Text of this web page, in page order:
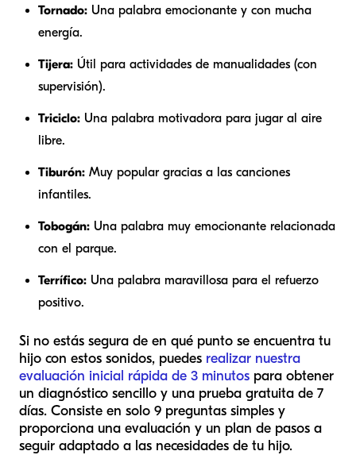
Tornado: Una palabra emocionante y con mucha
energía.
Tijera: Útil para actividades de manualidades (con
supervisión).
Triciclo: Una palabra motivadora para jugar al aire
libre.
Tiburón: Muy popular gracias a las canciones
infantiles.
Tobogán: Una palabra muy emocionante relacionada
con el parque.
Terrífico: Una palabra maravillosa para el refuerzo
positivo.
Si no estás segura de en qué punto se encuentra tu
hijo con estos sonidos, puedes realizar nuestra
evaluación inicial rápida de 3 minutos para obtener
un diagnóstico sencillo y una prueba gratuita de 7
días. Consiste en solo 9 preguntas simples y
proporciona una evaluación y un plan de pasos a
seguir adaptado a las necesidades de tu hijo.